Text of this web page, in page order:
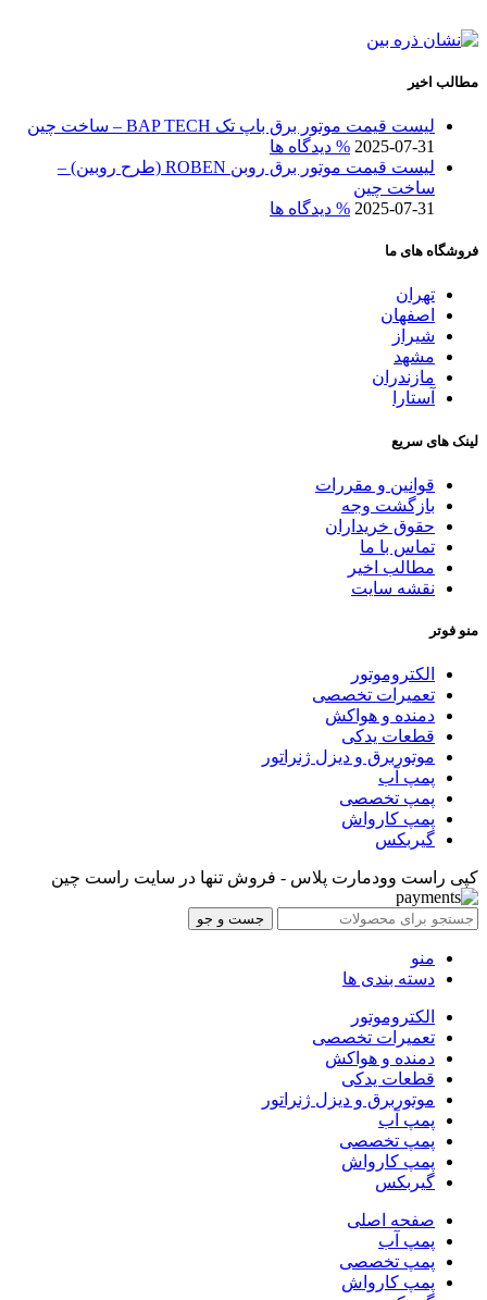
مطالب اخیر
لیست قیمت موتور برق باپ تک BAP TECH – ساخت چین
2025-07-31 % دیدگاه ها
لیست قیمت موتور برق روبن ROBEN (طرح روبین) –
ساخت چین
2025-07-31 % دیدگاه ها
فروشگاه های ما
تهران
اصفهان
شیراز
مشهد
مازندران
آستارا
لینک های سریع
قوانین و مقررات
بازگشت وجه
حقوق خریداران
تماس با ما
مطالب اخیر
نقشه سایت
منو فوتر
الکتروموتور
تعمیرات تخصصی
دمنده و هواکش
قطعات یدکی
موتوربرق و دیزل ژنراتور
پمپ آب
پمپ تخصصی
پمپ کارواش
گیربکس
کپی راست وودمارت پلاس - فروش تنها در سایت راست چین
جست و جو
منو
دسته بندی ها
الکتروموتور
تعمیرات تخصصی
دمنده و هواکش
قطعات یدکی
موتوربرق و دیزل ژنراتور
پمپ آب
پمپ تخصصی
پمپ کارواش
گیربکس
صفحه اصلی
پمپ آب
پمپ تخصصی
پمپ کارواش